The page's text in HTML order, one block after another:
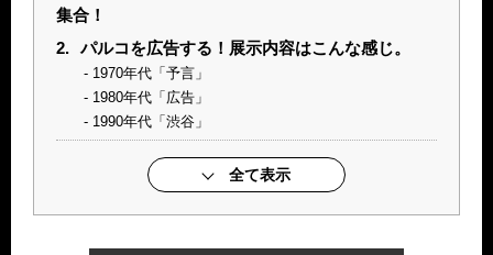
集合！
2. パルコを広告する！展示内容はこんな感じ。
1970年代「予言」
1980年代「広告」
1990年代「渋谷」
全て表示